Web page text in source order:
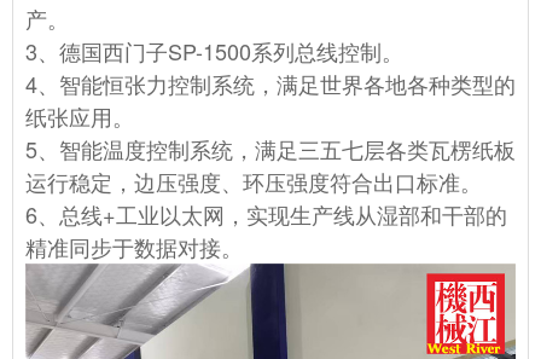
产。
3、德国西门子SP-1500系列总线控制。
4、智能恒张力控制系统，满足世界各地各种类型的
纸张应用。
5、智能温度控制系统，满足三五七层各类瓦楞纸板
运行稳定，边压强度、环压强度符合出口标准。
6、总线+工业以太网，实现生产线从湿部和干部的
精准同步于数据对接。